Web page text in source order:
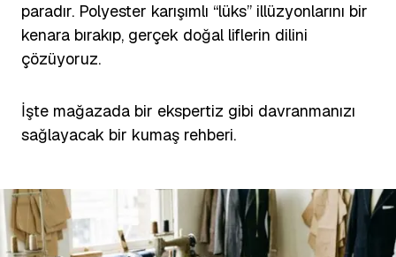
paradır. Polyester karışımlı “lüks” illüzyonlarını bir
kenara bırakıp, gerçek doğal liflerin dilini
çözüyoruz.
İşte mağazada bir ekspertiz gibi davranmanızı
sağlayacak bir kumaş rehberi.